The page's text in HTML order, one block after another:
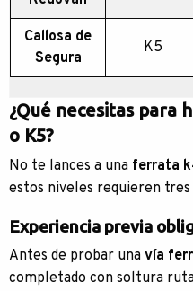
Callosa de
Segura
K5
¿Qué necesitas para
o K5?
No te lances a una ferrata
estos niveles requieren
Experiencia previa
Antes de probar una vía
completado con soltura